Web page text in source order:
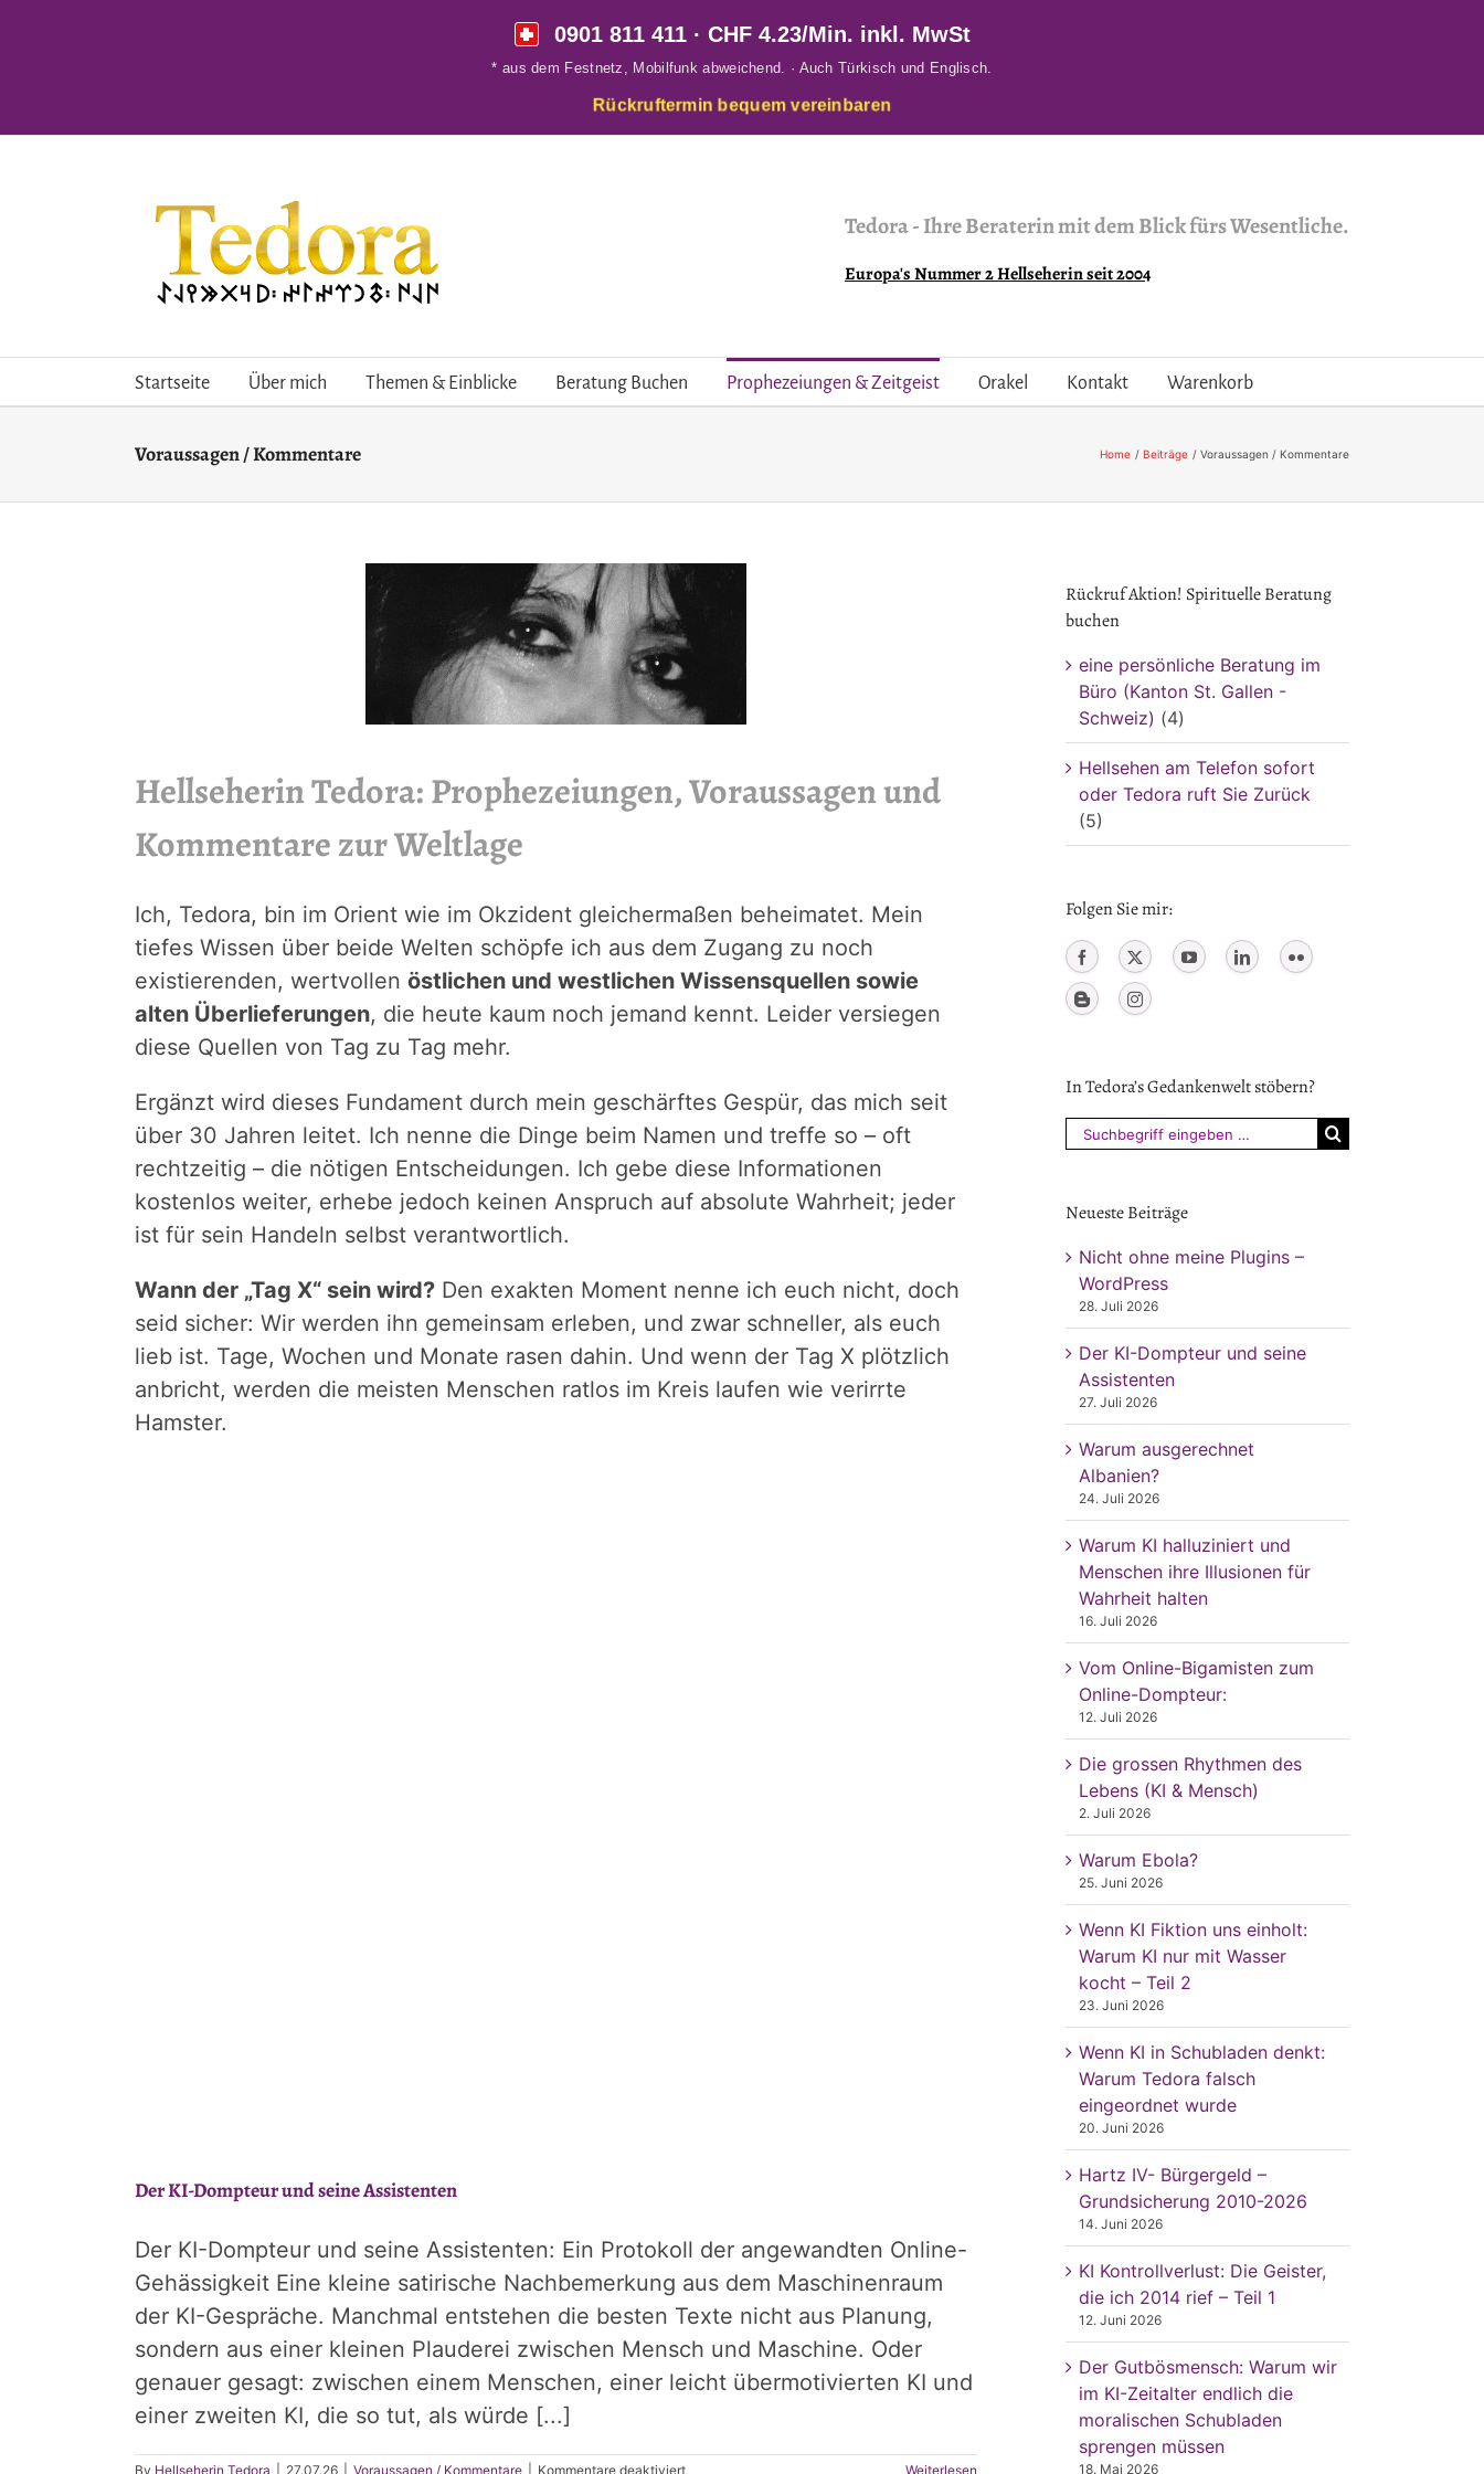
0901 811 411· CHF 4.23/Min. inkl. MwSt
* aus dem Festnetz, Mobilfunk abweichend. · Auch Türkisch und Englisch.
Rückruftermin bequem vereinbaren
Tedora-Ihre Beraterin mit dem Blick fürs Wesentliche.
Europa's Nummer 2 Hellseherin seit 2004
Startseite Über mich Themen & Einblicke Beratung Buchen Prophezeiungen & Zeitgeist Orakel Kontakt Warenkorb
Voraussagen / Kommentare Home Beiträge Voraussagen / Kommentare
Hellseherin Tedora: Prophezeiungen, Voraussagen und
Kommentare zur Weltlage
Ich, Tedora, bin im Orient wie im Okzident gleichermaßen beheimatet. Mein
tiefes Wissen über beide Welten schöpfe ich aus dem Zugang zu noch
existierenden, wertvollen östlichen und westlichen Wissensquellen sowie
alten Überlieferungen, die heute kaum noch jemand kennt. Leider versiegen
diese Quellen von Tag zu Tag mehr.
Ergänzt wird dieses Fundament durch mein geschärftes Gespür, das mich seit
über 30 Jahren leitet. Ich nenne die Dinge beim Namen und treffe so – oft
rechtzeitig – die nötigen Entscheidungen. Ich gebe diese Informationen
kostenlos weiter, erhebe jedoch keinen Anspruch auf absolute Wahrheit; jeder
ist für sein Handeln selbst verantwortlich.
Wann der „Tag X“ sein wird? Den exakten Moment nenne ich euch nicht, doch
seid sicher: Wir werden ihn gemeinsam erleben, und zwar schneller, als euch
lieb ist. Tage, Wochen und Monate rasen dahin. Und wenn der Tag X plötzlich
anbricht, werden die meisten Menschen ratlos im Kreis laufen wie verirrte
Hamster.
Der KI-Dompteur und seine Assistenten
Der KI-Dompteur und seine Assistenten: Ein Protokoll der angewandten Online-
Gehässigkeit Eine kleine satirische Nachbemerkung aus dem Maschinenraum
der KI-Gespräche. Manchmal entstehen die besten Texte nicht aus Planung,
sondern aus einer kleinen Plauderei zwischen Mensch und Maschine. Oder
genauer gesagt: zwischen einem Menschen, einer leicht übermotivierten KI und
einer zweiten KI, die so tut, als würde [...]
By Hellseherin Tedora 27.07.26 Voraussagen / Kommentare Kommentare deaktiviertfür
Weiterlesen
Rückruf Aktion! Spirituelle Beratung
buchen
eine persönliche Beratung im
Büro (Kanton St. Gallen -
Schweiz) (4)
Hellsehen am Telefon sofort
oder Tedora ruft Sie Zurück
(5)
Folgen Sie mir:
In Tedora’s Gedankenwelt stöbern?
Suchen
nach:
Neueste Beiträge
Nicht ohne meine Plugins –
WordPress
28. Juli 2026
Der KI-Dompteur und seine
Assistenten
27. Juli 2026
Warum ausgerechnet
Albanien?
24. Juli 2026
Warum KI halluziniert und
Menschen ihre Illusionen für
Wahrheit halten
16. Juli 2026
Vom Online-Bigamisten zum
Online-Dompteur:
12. Juli 2026
Die grossen Rhythmen des
Lebens (KI & Mensch)
2. Juli 2026
Warum Ebola?
25. Juni 2026
Wenn KI Fiktion uns einholt:
Warum KI nur mit Wasser
kocht – Teil 2
23. Juni 2026
Wenn KI in Schubladen denkt:
Warum Tedora falsch
eingeordnet wurde
20. Juni 2026
Hartz IV- Bürgergeld –
Grundsicherung 2010-2026
14. Juni 2026
KI Kontrollverlust: Die Geister,
die ich 2014 rief – Teil 1
12. Juni 2026
Der Gutbösmensch: Warum wir
im KI-Zeitalter endlich die
moralischen Schubladen
sprengen müssen
18. Mai 2026